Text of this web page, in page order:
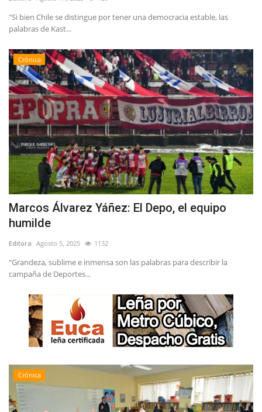
"Si bien Chile se distingue por tener una democracia estable, las
palabras de Kast...
Crónica
Marcos Álvarez Yáñez: El Depo, el equipo
humilde
Editora Agosto 5, 2025 1132
"Grandeza, sublime e inmensa son las palabras para describir la
campaña de Deportes...
Crónica